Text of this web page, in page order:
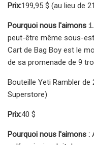
Prix:199,95 $ (au lieu de
Pourquoi nous l'aimons :
peut-être même sous-
Cart de Bag Boy est le
de sa promenade de 9
Bouteille Yeti Rambler de
Superstore)
Prix:40 $
Pourquoi nous l'aimons :